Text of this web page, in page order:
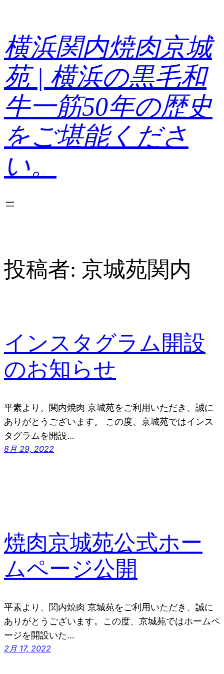
を
ス
キ
ッ
横浜関内焼肉京城
苑 | 横浜の黒毛和
牛一筋50年の歴史
をご堪能くださ
い。
投稿者: 京城苑関内
インスタグラム開設
のお知らせ
平素より、関内焼肉 京城苑をご利用いただき、誠に
ありがとうございます。 この度、京城苑ではインス
タグラムを開設…
8月 29, 2022
焼肉京城苑公式ホー
ムページ公開
平素より、関内焼肉 京城苑をご利用いただき、誠に
ありがとうございます。この度、京城苑ではホームペ
ージを開設いた…
2月 17, 2022